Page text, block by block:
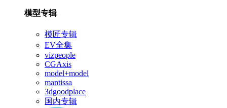
模型专辑
模匠专辑
EV全集
vizpeople
CGAxis
model+model
mantissa
3dgoodplace
国内专辑